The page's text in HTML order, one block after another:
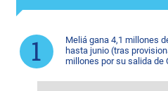
Meliá gana 4,1 millones
hasta junio (tras
millones por su salida de